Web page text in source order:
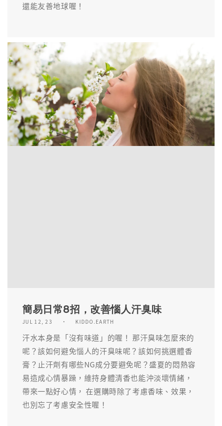
還能友善地球喔！
簡易日常8招，改善惱人汗臭味
JUL 12, 23 KIDDO.EARTH
汗水本身是「沒有味道」的喔！ 那汗臭味怎麼來的
呢？該如何避免惱人的汗臭味呢？該如何挑選體香
膏？止汗劑有哪些NG成分要避免呢？盛夏的悶熱容
易造成心情暴躁，維持身體清香也能沖淡壞情緒，
帶來一點好心情， 在選購時除了考慮香味、效果，
也別忘了考慮安全性喔！